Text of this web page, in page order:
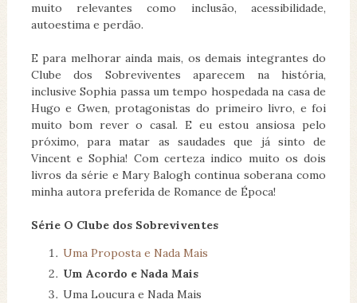
muito relevantes como inclusão, acessibilidade,
autoestima e perdão.
E para melhorar ainda mais, os demais integrantes do
Clube dos Sobreviventes aparecem na história,
inclusive Sophia passa um tempo hospedada na casa de
Hugo e Gwen, protagonistas do primeiro livro, e foi
muito bom rever o casal. E eu estou ansiosa pelo
próximo, para matar as saudades que já sinto de
Vincent e Sophia! Com certeza indico muito os dois
livros da série e Mary Balogh continua soberana como
minha autora preferida de Romance de Época!
Série O Clube dos Sobreviventes
Uma Proposta e Nada Mais
Um Acordo e Nada Mais
Uma Loucura e Nada Mais